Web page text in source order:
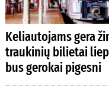
Keliautojams gera
traukinių bilietai
bus gerokai pigesni